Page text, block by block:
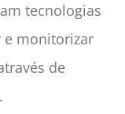
tecnologias
e monitorizar
de